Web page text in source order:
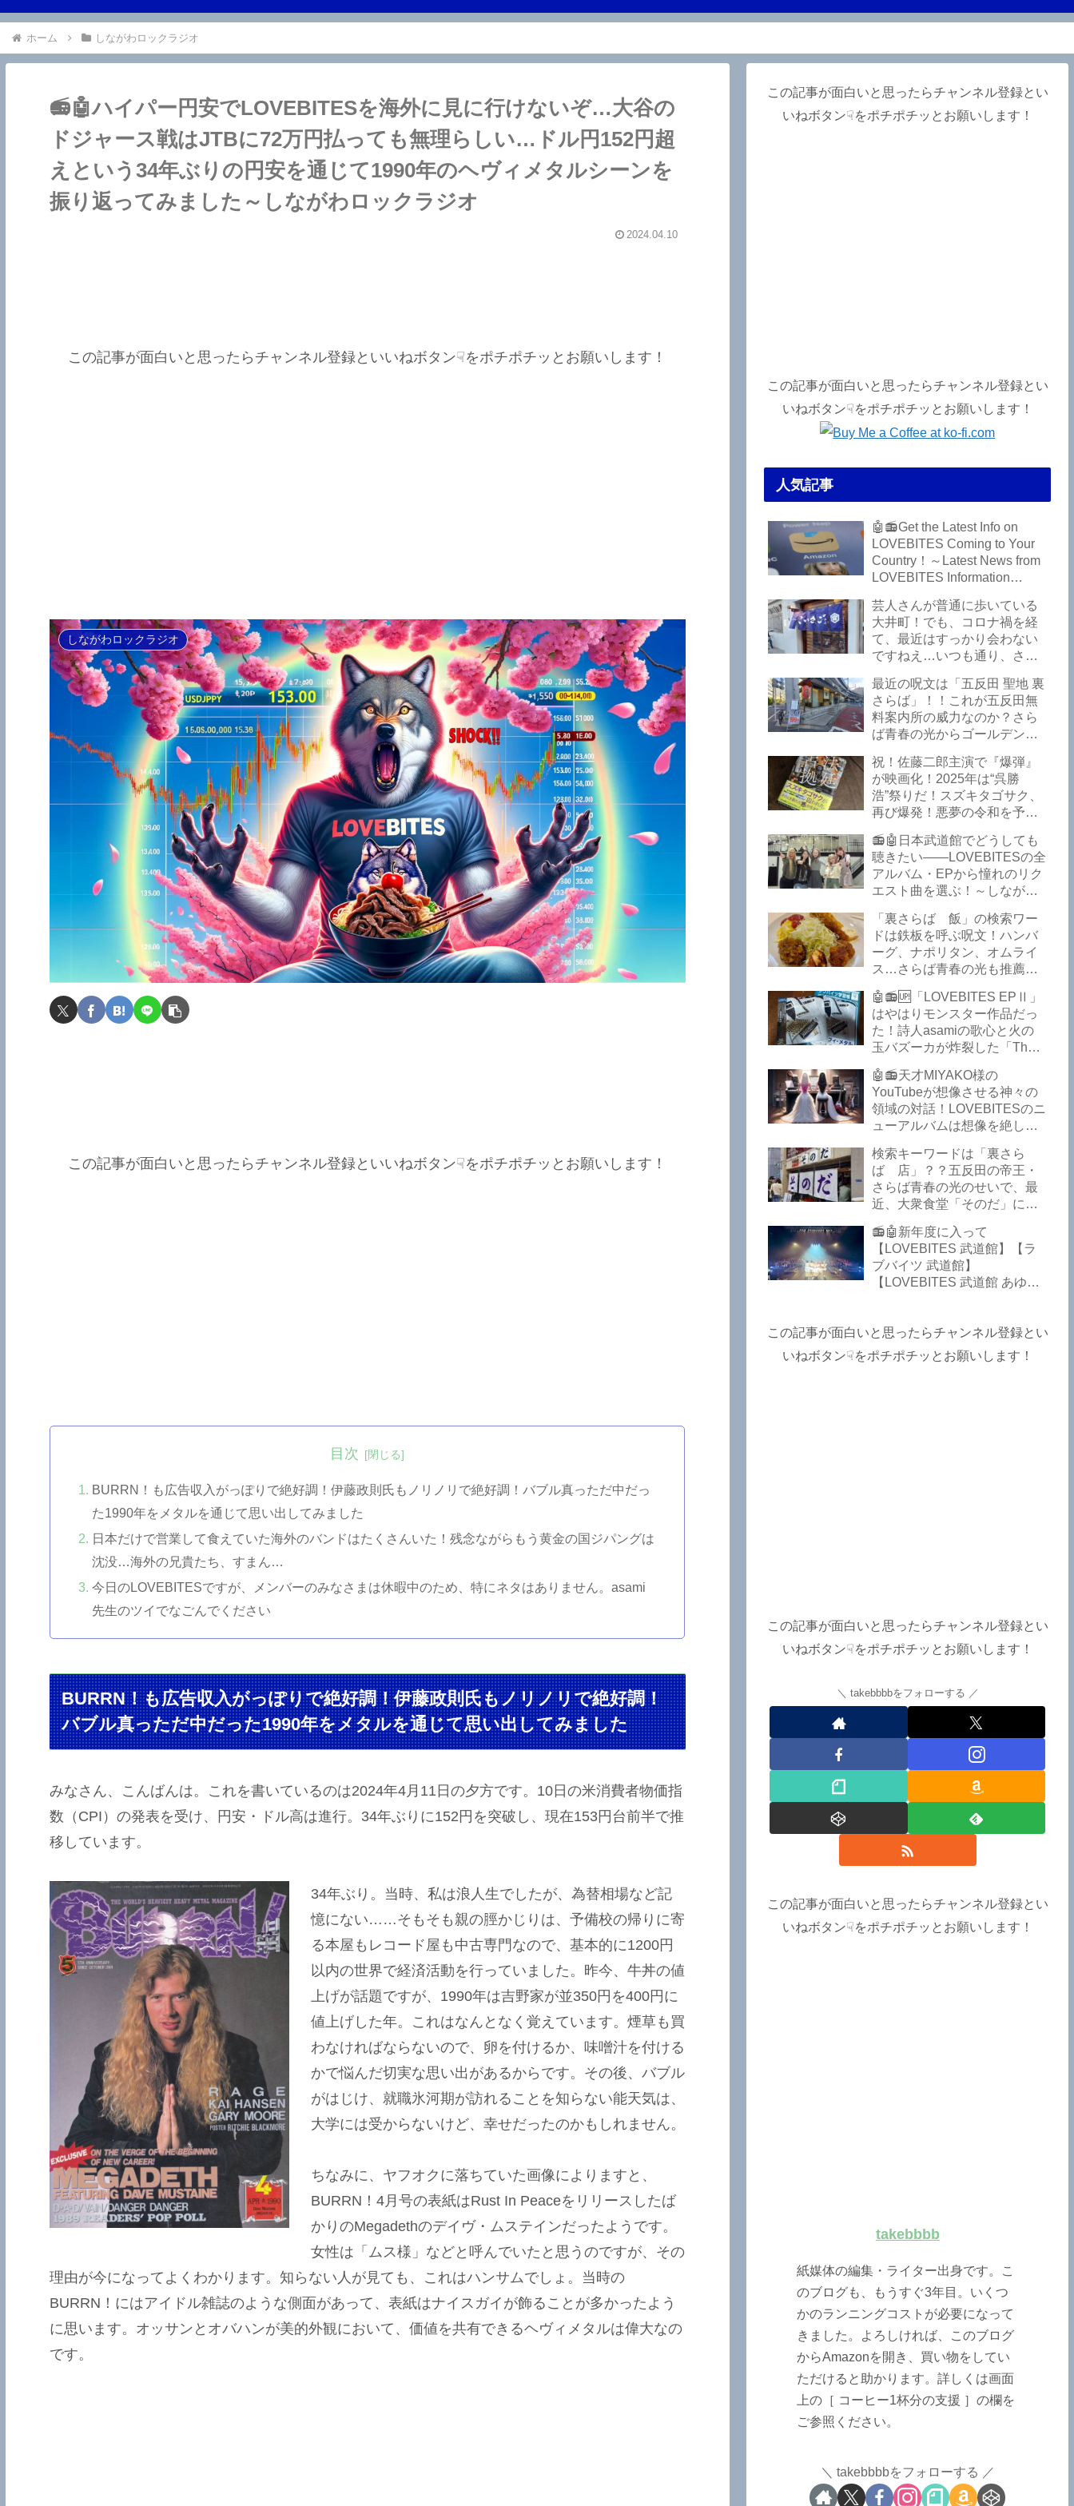
ホーム しながわロックラジオ
📻🤖ハイパー円安でLOVEBITESを海外に見に行けないぞ…大谷の
ドジャース戦はJTBに72万円払っても無理らしい…ドル円152円超
えという34年ぶりの円安を通じて1990年のヘヴィメタルシーンを
振り返ってみました～しながわロックラジオ
2024.04.10
この記事が面白いと思ったらチャンネル登録といいねボタン☟をポチポチッとお願いします！
しながわロックラジオ
この記事が面白いと思ったらチャンネル登録といいねボタン☟をポチポチッとお願いします！
目次
BURRN！も広告収入がっぽりで絶好調！伊藤政則氏もノリノリで絶好調！バブル真っただ中だっ
た1990年をメタルを通じて思い出してみました
日本だけで営業して食えていた海外のバンドはたくさんいた！残念ながらもう黄金の国ジパングは
沈没…海外の兄貴たち、すまん…
今日のLOVEBITESですが、メンバーのみなさまは休暇中のため、特にネタはありません。asami
先生のツイでなごんでください
BURRN！も広告収入がっぽりで絶好調！伊藤政則氏もノリノリで絶好調！
バブル真っただ中だった1990年をメタルを通じて思い出してみました
みなさん、こんばんは。これを書いているのは2024年4月11日の夕方です。10日の米消費者物価指
数（ CPI）の発表を受け、円安・ドル高は進行。34年ぶりに152円を突破し、現在153円台前半で推
移しています。
34年ぶり。当時、私は浪人生でしたが、為替相場など記
憶にない……そもそも親の脛かじりは、予備校の帰りに寄
る本屋もレコード屋も中古専門なので、基本的に1200円
以内の世界で経済活動を行っていました。昨今、牛丼の値
上げが話題ですが、1990年は吉野家が並350円を400円に
値上げした年。これはなんとなく覚えています。煙草も買
わなければならないので、卵を付けるか、味噌汁を付ける
かで悩んだ切実な思い出があるからです。その後、バブル
がはじけ、就職氷河期が訪れることを知らない能天気は、
大学には受からないけど、幸せだったのかもしれません。
ちなみに、ヤフオクに落ちていた画像によりますと、
BURRN！4月号の表紙はRust In Peaceをリリースしたば
かりのMegadethのデイヴ・ムステインだったようです。
女性は「ムス様」などと呼んでいたと思うのですが、その
理由が今になってよくわかります。知らない人が見ても、これはハンサムでしょ。当時の
BURRN！にはアイドル雑誌のような側面があって、表紙はナイスガイが飾ることが多かったよう
に思います。オッサンとオバハンが美的外観において、価値を共有できるヘヴィメタルは偉大なの
です。
この記事が面白いと思ったらチャンネル登録とい
いねボタン☟をポチポチッとお願いします！
この記事が面白いと思ったらチャンネル登録とい
いねボタン☟をポチポチッとお願いします！
人気記事
🤖📻Get the Latest Info on
LOVEBITES Coming to Your
Country！～Latest News from
LOVEBITES Information
芸人さんが普通に歩いている
大井町！でも、コロナ禍を経
て、最近はすっかり会わない
ですねえ…いつも通り、さぼ
から飲んできました。私以外
にもLOVEBITESファンが数名
いるようですよ笑
最近の呪文は「五反田 聖地 裏
さらば」！！これが五反田無
料案内所の威力なのか？さら
ば青春の光からゴールデンウ
いた！激安の肉の刺し盛りが
美味い！酒もぶっちぎりで安
い！本格焼鳥 五反田「富士
屋」がオープンから３カ月で
ごった返しているぞ！【さら
ば青春の光 五反田 グルメ】
祝！佐藤二郎主演で『爆弾』
が映画化！2025年は“呉勝
浩”祭りだ！スズキタゴサク、
再び爆発！悪夢の令和を予言
２』が不気味な存在感で他を
圧倒した！異形の家族小説
『Q』も文句なしだぞ！～
2025年版「このミステリーが
すごい！」
📻🤖日本武道館でどうしても
聴きたい――LOVEBITESの全
アルバム・EPから憧れのリク
エスト曲を選ぶ！～しながわ
武道館】【ラブバイツ 武道
館】【LOVEBITES 武道館 セ
トリ】【LOVEBITES リクエ
スト曲】【LOVEBITES
Inspire】【LOVEBITES Under
The Red Sky】【LOVEBITES
Epilogue】【LOVEBITES
Today Is The Day】
【LOVEBITES Dystopia
Symphony】【LOVEBITES
My Orion】【LOVEBITES
Lost In The Garden】
【LOVEBITES The Bell In
Of Control】【LOVEBITES
The Eve Of Change】
「裏さらば 飯」の検索ワー
ドは鉄板を呼ぶ呪文！ハンバ
ーグ、ナポリタン、オムライ
ス…さらば青春の光も推薦！
定のお子様ランチを食ってき
たよ！【さらば青春の光 五反
田 グルメ】
🤖📻🆙「LOVEBITES EPⅡ」
はやはりモンスター作品だっ
た！詩人asamiの歌心と火の
玉バズーカが炸裂した「The
のだぞ！～しながわロックラ
ジオ【追記あり】
🤖📻天才MIYAKO様の
YouTubeが想像させる神々の
領域の対話！LOVEBITESのニ
ューアルバムは想像を絶して
玉てやんでい、D-A-Dの新
曲、ブルース・ディッキンソ
ン情報などです～しながわロ
ックラジオ【追記複数あり】
検索キーワードは「裏さら
ば 店」？？五反田の帝王・
さらば青春の光のせいで、最
近、大衆食堂「そのだ」に入
よ…【さらば青春の光 五反田
グルメ】
📻🤖新年度に入って
【LOVEBITES 武道館】【ラ
ブバイツ 武道館】
【LOVEBITES 武道館 あゆ
2025 セトリ】【LOVEBITES
海外の反応】あたりがトレン
ドキーワードのようです。
この記事が面白いと思ったらチャンネル登録とい
いねボタン☟をポチポチッとお願いします！
この記事が面白いと思ったらチャンネル登録とい
いねボタン☟をポチポチッとお願いします！
takebbbbをフォローする
この記事が面白いと思ったらチャンネル登録とい
いねボタン☟をポチポチッとお願いします！
takebbbb
紙媒体の編集・ライター出身です。こ
のブログも、もうすぐ3年目。いくつ
かのランニングコストが必要になって
きました。よろしければ、このブログ
からAmazonを開き、買い物をしてい
ただけると助かります。詳しくは画面
上の［ コーヒー1杯分の支援 ］の欄を
ご参照ください。
takebbbbをフォローする